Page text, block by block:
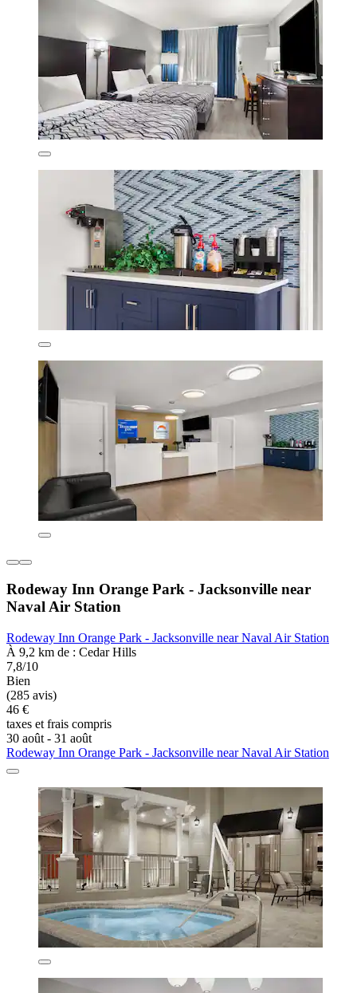
Rodeway Inn Orange Park - Jacksonville near
Naval Air Station
Rodeway Inn Orange Park - Jacksonville near Naval Air Station
À 9,2 km de : Cedar Hills
7,8/10
Bien
(285 avis)
46 €
taxes et frais compris
30 août - 31 août
Rodeway Inn Orange Park - Jacksonville near Naval Air Station